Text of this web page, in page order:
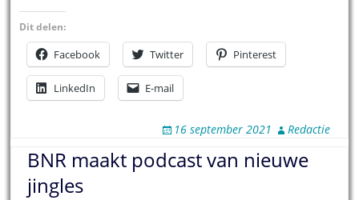
Dit delen:
Facebook Twitter Pinterest
LinkedIn E-mail
16 september 2021 Redactie
BNR maakt podcast van nieuwe
jingles